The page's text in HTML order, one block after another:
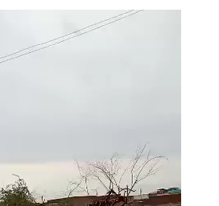
مشغل